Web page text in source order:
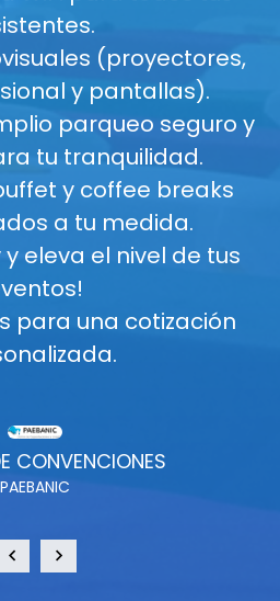
(proyectores,
y pantallas).
parqueo seguro y
tu tranquilidad.
y coffee breaks
a tu medida.
y eleva el nivel de tus
para una cotización
CONVENCIONES
PAEBANIC